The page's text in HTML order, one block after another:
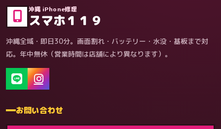
沖縄 iPhone修理
スマホ１１９
沖縄全域・即日30分。画面割れ・バッテリー・水没・基板まで対
応。年中無休（営業時間は店舗により異なります）。
お問い合わせ